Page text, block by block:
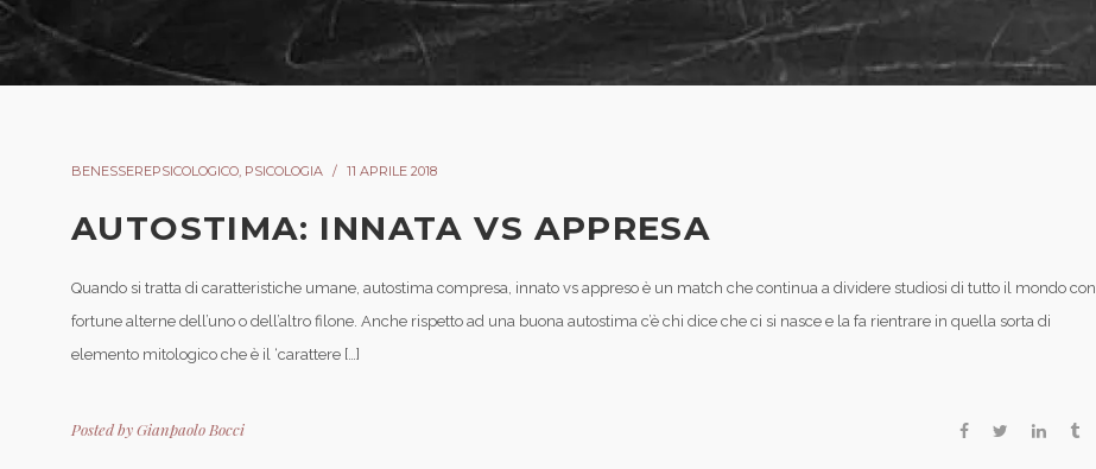
BENESSEREPSICOLOGICO, PSICOLOGIA 11 APRILE 2018
AUTOSTIMA: INNATA VS APPRESA
Quando si tratta di caratteristiche umane, autostima compresa, innato vs appreso è un match che continua a dividere studiosi di tutto il mondo con
fortune alterne dell’uno o dell’altro filone. Anche rispetto ad una buona autostima c’è chi dice che ci si nasce e la fa rientrare in quella sorta di
elemento mitologico che è il ‘carattere […]
Posted byGianpaolo Bocci